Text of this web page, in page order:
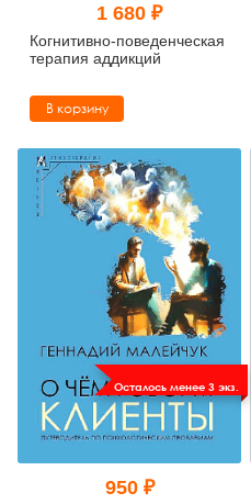
1 680 ₽
Когнитивно-поведенческая
терапия аддикций
В корзину
Осталось менее 3 экз.
950 ₽